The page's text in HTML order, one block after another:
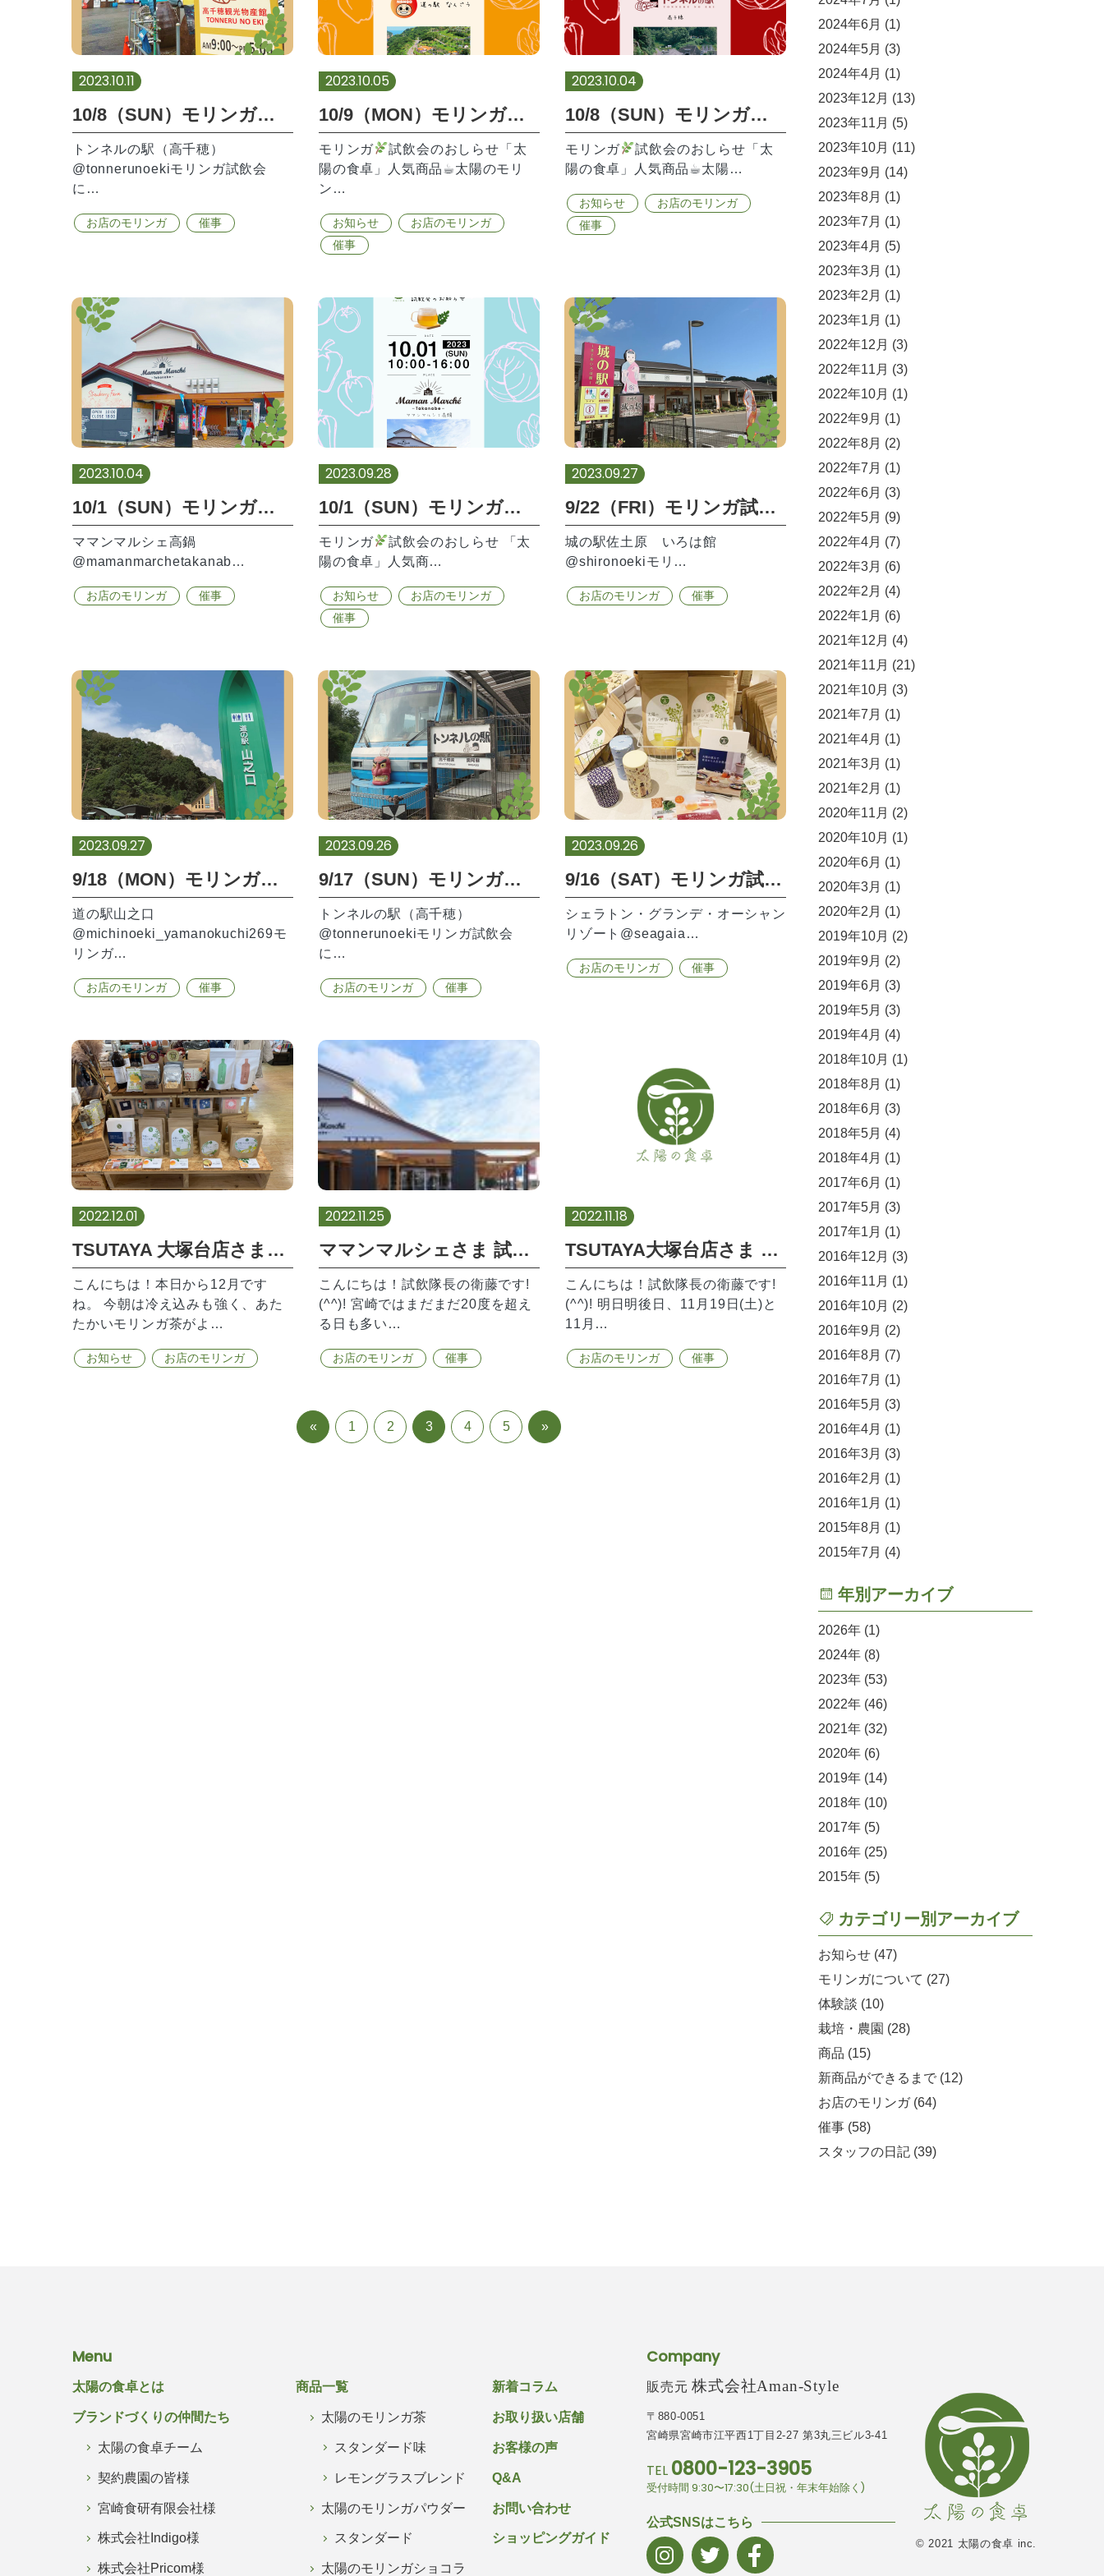
2023.10.11
10/8（SUN）モリンガ試飲会ありがとうございました。
トンネルの駅（高千穂）
@tonnerunoekiモリンガ試飲会
に…
お店のモリンガ 催事
2023.10.05
10/9（MON）モリンガ試飲会のお知らせ
モリンガ
試飲会のおしらせ「太
陽の食卓」人気商品☕︎太陽のモリ
ン…
お知らせ
お店のモリンガ
催事
2023.10.04
10/8（SUN）モリンガ試飲会のお知らせ
モリンガ
試飲会のおしらせ「太
陽の食卓」人気商品☕︎太陽…
お知らせ
お店のモリンガ
催事
2023.10.04
10/1（SUN）モリンガ試飲会ありがとうございました。
ママンマルシェ高鍋
@mamanmarchetakanab…
お店のモリンガ 催事
2023.09.28
10/1（SUN）モリンガ試飲会のお知らせ
モリンガ
試飲会のおしらせ 「太
陽の食卓」人気商…
お知らせ
お店のモリンガ
催事
2023.09.27
9/22（FRI）モリンガ試飲会ありがとうございました。
城の駅佐土原 いろは館
@shironoekiモリ…
お店のモリンガ 催事
2023.09.27
9/18（MON）モリンガ試飲会ありがとうございました。
道の駅山之口
@michinoeki_yamanokuchi269モ
リンガ…
お店のモリンガ 催事
2023.09.26
9/17（SUN）モリンガ試飲会ありがとうございました。
トンネルの駅（高千穂）
@tonnerunoekiモリンガ試飲会
に…
お店のモリンガ 催事
2023.09.26
9/16（SAT）モリンガ試飲会ありがとうございました。
シェラトン・グランデ・オーシャン
リゾート@seagaia…
お店のモリンガ 催事
2022.12.01
TSUTAYA 大塚台店さまでお取り扱い開始
こんにちは！本日から12月です
ね。 今朝は冷え込みも強く、あた
たかいモリンガ茶がよ…
お知らせ お店のモリンガ
2022.11.25
ママンマルシェさま 試飲販売のお知らせ
こんにちは！試飲隊長の衛藤です!
(^^)! 宮崎ではまだまだ20度を超え
る日も多い…
お店のモリンガ 催事
2022.11.18
TSUTAYA大塚台店さま 試飲販売のお知らせ
こんにちは！試飲隊長の衛藤です!
(^^)! 明日明後日、11月19日(土)と
11月…
お店のモリンガ 催事
« 1 2 3 4 5 »
2024年6月 (1)
2024年5月 (3)
2024年4月 (1)
2023年12月 (13)
2023年11月 (5)
2023年10月 (11)
2023年9月 (14)
2023年8月 (1)
2023年7月 (1)
2023年4月 (5)
2023年3月 (1)
2023年2月 (1)
2023年1月 (1)
2022年12月 (3)
2022年11月 (3)
2022年10月 (1)
2022年9月 (1)
2022年8月 (2)
2022年7月 (1)
2022年6月 (3)
2022年5月 (9)
2022年4月 (7)
2022年3月 (6)
2022年2月 (4)
2022年1月 (6)
2021年12月 (4)
2021年11月 (21)
2021年10月 (3)
2021年7月 (1)
2021年4月 (1)
2021年3月 (1)
2021年2月 (1)
2020年11月 (2)
2020年10月 (1)
2020年6月 (1)
2020年3月 (1)
2020年2月 (1)
2019年10月 (2)
2019年9月 (2)
2019年6月 (3)
2019年5月 (3)
2019年4月 (4)
2018年10月 (1)
2018年8月 (1)
2018年6月 (3)
2018年5月 (4)
2018年4月 (1)
2017年6月 (1)
2017年5月 (3)
2017年1月 (1)
2016年12月 (3)
2016年11月 (1)
2016年10月 (2)
2016年9月 (2)
2016年8月 (7)
2016年7月 (1)
2016年5月 (3)
2016年4月 (1)
2016年3月 (3)
2016年2月 (1)
2016年1月 (1)
2015年8月 (1)
2015年7月 (4)
年別アーカイブ
2026
(1)
2024
(8)
2023
(53)
2022
(46)
2021
(32)
2020
(6)
2019
(14)
2018
(10)
2017
(5)
2016
(25)
2015
(5)
カテゴリー別アーカイブ
お知らせ (47)
モリンガについて (27)
体験談 (10)
栽培・農園 (28)
商品 (15)
新商品ができるまで (12)
お店のモリンガ (64)
催事 (58)
スタッフの日記 (39)
Menu
太陽の食卓とは
ブランドづくりの仲間たち
太陽の食卓チーム
契約農園の皆様
宮崎食研有限会社様
株式会社Indigo様
株式会社Pricom様
商品一覧
太陽のモリンガ茶
スタンダード味
レモングラスブレンド
太陽のモリンガパウダー
スタンダード
太陽のモリンガショコラ
新着コラム
お取り扱い店舗
お客様の声
Q&A
お問い合わせ
ショッピングガイド
Company
販売元株式会社Aman-Style
〒880-0051
宮崎県宮崎市江平西1丁目2-27 第3丸三ビル3-41
TEL 0800-123-3905
受付時間 9:30〜17:30(土日祝・年末年始除く)
公式SNSはこちら
© 2021 太陽の食卓 inc.